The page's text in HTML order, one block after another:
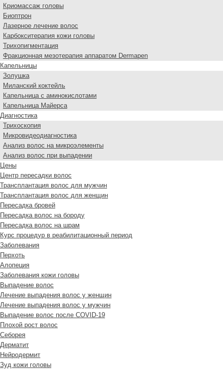
Криомассаж головы
Биоптрон
Лазерное лечение волос
Карбокситерапия кожи головы
Трихопигментация
Фракционная мезотерапия аппаратом Dermapen
Капельницы
Золушка
Миланский коктейль
Капельница с аминокислотами
Капельница Майерса
Диагностика
Трихоскопия
Микровидеодиагностика
Анализ волос на микроэлементы
Анализ волос при выпадении
Цены
Центр пересадки волос
Трансплантация волос для мужчин
Трансплантация волос для женщин
Пересадка бровей
Пересадка волос на бороду
Пересадка волос на шрам
Курс процедур в реабилитационный период
Заболевания
Перхоть
Алопеция
Заболевания кожи головы
Выпадение волос
Лечение выпадения волос у женщин
Лечение выпадения волос у мужчин
Выпадение волос после COVID-19
Плохой рост волос
Cеборея
Дерматит
Нейродермит
Зуд кожи головы